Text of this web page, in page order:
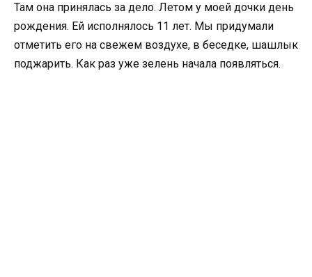
Там она принялась за дело. Летом у моей дочки день
рождения. Ей исполнялось 11 лет. Мы придумали
отметить его на свежем воздухе, в беседке, шашлык
поджарить. Как раз уже зелень начала появляться.